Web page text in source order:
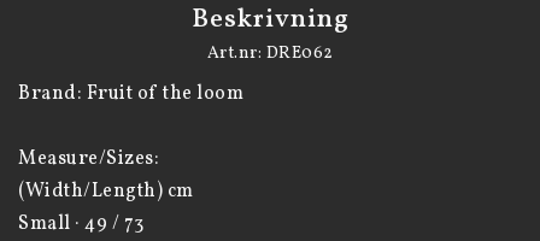
Beskrivning
Art.nr: DRE062
Brand: Fruit of the loom
Measure/Sizes:
(Width/Length) cm
Small · 49 / 73